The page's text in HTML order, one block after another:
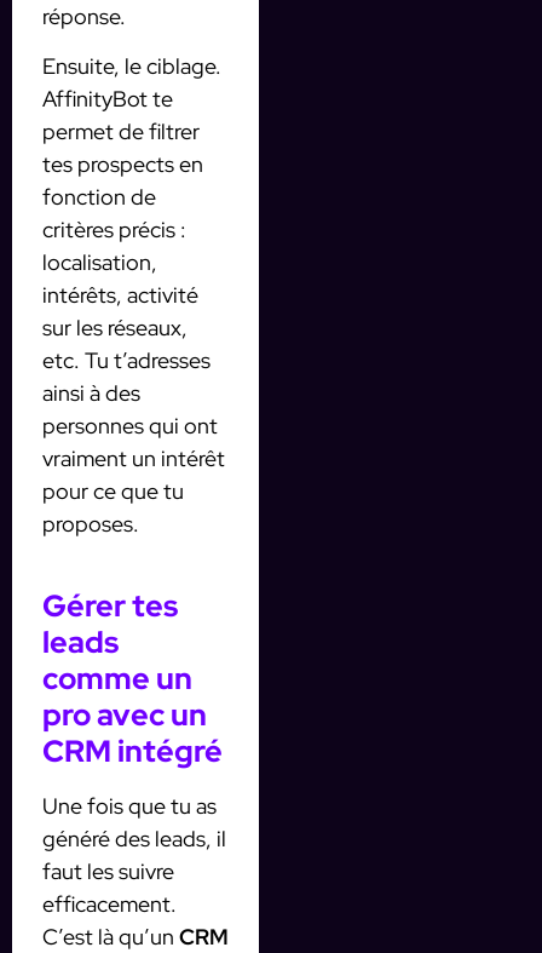
réponse.
Ensuite, le ciblage.
AffinityBot te
permet de filtrer
tes prospects en
fonction de
critères précis :
localisation,
intérêts, activité
sur les réseaux,
etc. Tu t’adresses
ainsi à des
personnes qui ont
vraiment un intérêt
pour ce que tu
proposes.
Gérer tes
leads
comme un
pro avec un
CRM intégré
Une fois que tu as
généré des leads, il
faut les suivre
efficacement.
C’est là qu’un CRM